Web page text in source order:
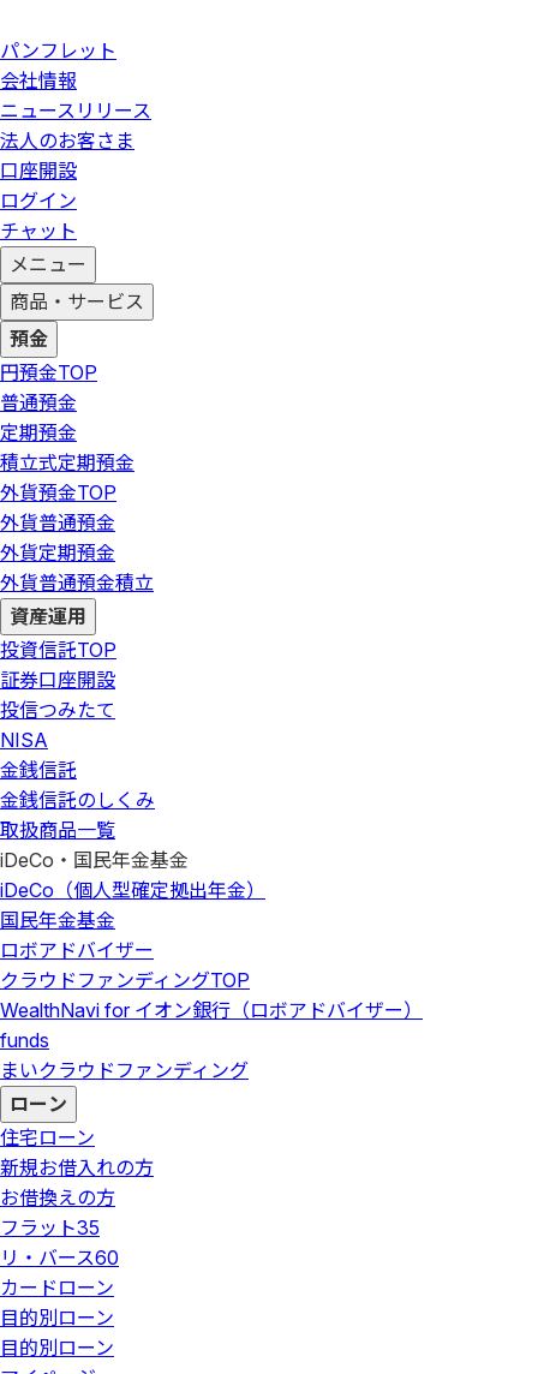
パンフレット
会社情報
ニュースリリース
法人のお客さま
口座開設
ログイン
チャット
メニュー
商品・サービス
預金
円預金TOP
普通預金
定期預金
積立式定期預金
外貨預金TOP
外貨普通預金
外貨定期預金
外貨普通預金積立
資産運用
投資信託TOP
証券口座開設
投信つみたて
NISA
金銭信託
金銭信託のしくみ
取扱商品一覧
iDeCo・国民年金基金
iDeCo（個人型確定拠出年金）
国民年金基金
ロボアドバイザー
クラウドファンディングTOP
WealthNavi for イオン銀行（ロボアドバイザー）
funds
まいクラウドファンディング
ローン
住宅ローン
新規お借入れの方
お借換えの方
フラット35
リ・バース60
カードローン
目的別ローン
目的別ローン